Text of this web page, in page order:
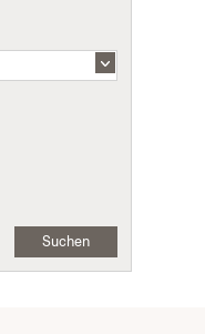
Suchen